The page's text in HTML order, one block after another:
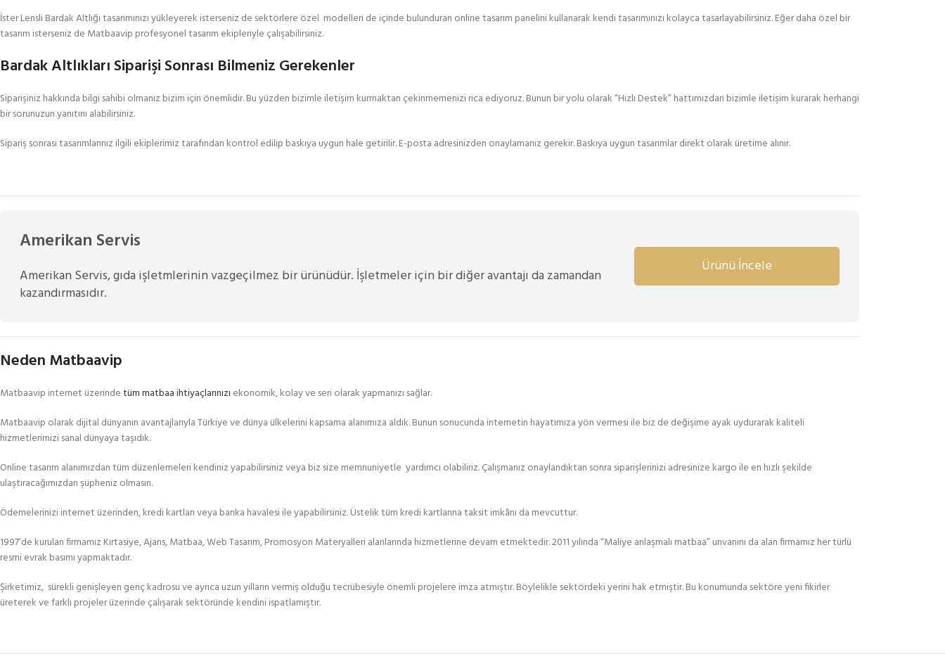
İster Lensli Bardak Altlığı tasarımınızı yükleyerek isterseniz de sektörlere özel modelleri de içinde bulunduran online tasarım panelini kullanarak kendi tasarımınızı kolayca tasarlayabilirsiniz. Eğer daha özel bir
tasarım isterseniz de Matbaavip profesyonel tasarım ekipleriyle çalışabilirsiniz.
Bardak Altlıkları Siparişi Sonrası Bilmeniz Gerekenler
Siparişiniz hakkında bilgi sahibi olmanız bizim için önemlidir. Bu yüzden bizimle iletişim kurmaktan çekinmemenizi rica ediyoruz. Bunun bir yolu olarak “Hızlı Destek” hattımızdan bizimle iletişim kurarak herhangi
bir sorunuzun yanıtını alabilirsiniz.
Sipariş sonrası tasarımlarınız ilgili ekiplerimiz tarafından kontrol edilip baskıya uygun hale getirilir. E-posta adresinizden onaylamanız gerekir. Baskıya uygun tasarımlar direkt olarak üretime alınır.
Amerikan Servis
Amerikan Servis, gıda işletmlerinin vazgeçilmez bir ürünüdür. İşletmeler için bir diğer avantajı da zamandan
kazandırmasıdır.
Ürünü İncele
Neden Matbaavip
Matbaavip internet üzerindetüm matbaa ihtiyaçlarınızı ekonomik, kolay ve seri olarak yapmanızı sağlar.
Matbaavip olarak dijital dünyanın avantajlarıyla Türkiye ve dünya ülkelerini kapsama alanımıza aldık. Bunun sonucunda internetin hayatımıza yön vermesi ile biz de değişime ayak uydurarak kaliteli
hizmetlerimizi sanal dünyaya taşıdık.
Online tasarım alanımızdan tüm düzenlemeleri kendiniz yapabilirsiniz veya biz size memnuniyetle yardımcı olabiliriz. Çalışmanız onaylandıktan sonra siparişlerinizi adresinize kargo ile en hızlı şekilde
ulaştıracağımızdan şüpheniz olmasın.
Ödemelerinizi internet üzerinden, kredi kartları veya banka havalesi ile yapabilirsiniz. Üstelik tüm kredi kartlarına taksit imkânı da mevcuttur.
1997’de kurulan firmamız Kırtasiye, Ajans, Matbaa, Web Tasarım, Promosyon Materyalleri alanlarında hizmetlerine devam etmektedir. 2011 yılında “Maliye anlaşmalı matbaa” unvanını da alan firmamız her türlü
resmi evrak basımı yapmaktadır.
Şirketimiz, sürekli genişleyen genç kadrosu ve ayrıca uzun yılların vermiş olduğu tecrübesiyle önemli projelere imza atmıştır. Böylelikle sektördeki yerini hak etmiştir. Bu konumunda sektöre yeni fikirler
üreterek ve farklı projeler üzerinde çalışarak sektöründe kendini ispatlamıştır.